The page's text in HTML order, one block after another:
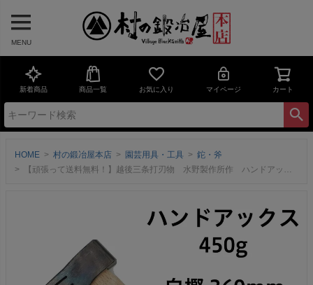
MENU
新着商品 商品一覧 お気に入り マイページ カート
HOME 村の鍛冶屋本店 園芸用具・工具
鉈・斧
【頑張って送料無料！】越後三条打刃物 水野製作所作 ハンドアックス450g 白樫360mm サック入 010-020